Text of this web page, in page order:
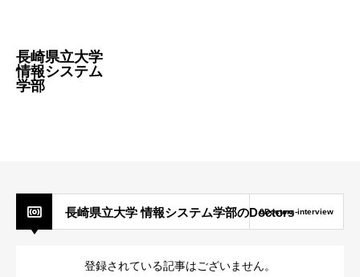
長崎県立大学
情報システム
学部
長崎県立大学 情報システム学部のDoctors0Doctors-interview
登録されている記事はございません。